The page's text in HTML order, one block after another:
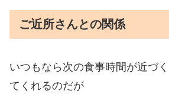
ご近所さんとの関係
いつもなら次の食事時間が近づ
てくれるのだが